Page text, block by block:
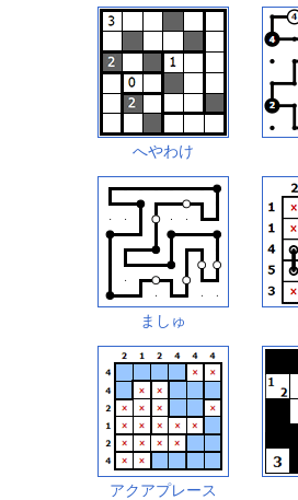
へやわけ
ましゅ
アクアプレース